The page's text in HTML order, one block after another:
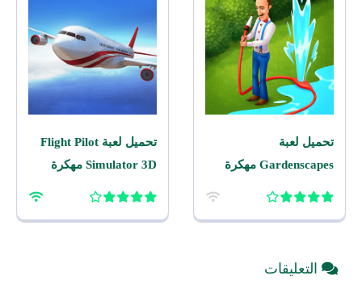
تحميل لعبة
Gardenscapes مهكرة
تحميل لعبة Flight Pilot
Simulator 3D مهكرة
التعليقات